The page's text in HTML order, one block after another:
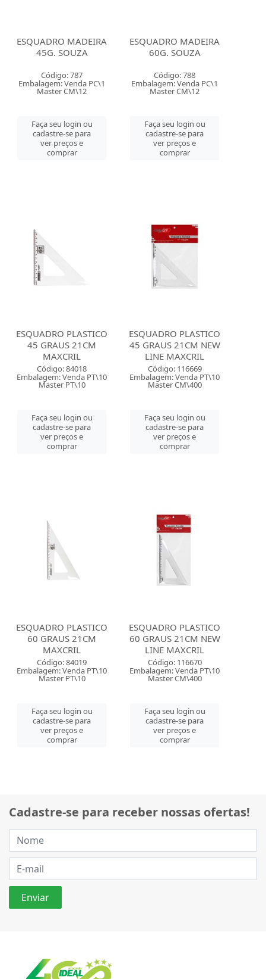
ESQUADRO MADEIRA
45G. SOUZA
Código: 787
Embalagem: Venda PC\1
Master CM\12
Faça seu login ou
cadastre-se para
ver preços e
comprar
ESQUADRO MADEIRA
60G. SOUZA
Código: 788
Embalagem: Venda PC\1
Master CM\12
Faça seu login ou
cadastre-se para
ver preços e
comprar
ESQUADRO PLASTICO
45 GRAUS 21CM
MAXCRIL
Código: 84018
Embalagem: Venda PT\10
Master PT\10
Faça seu login ou
cadastre-se para
ver preços e
comprar
ESQUADRO PLASTICO
45 GRAUS 21CM NEW
LINE MAXCRIL
Código: 116669
Embalagem: Venda PT\10
Master CM\400
Faça seu login ou
cadastre-se para
ver preços e
comprar
ESQUADRO PLASTICO
60 GRAUS 21CM
MAXCRIL
Código: 84019
Embalagem: Venda PT\10
Master PT\10
Faça seu login ou
cadastre-se para
ver preços e
comprar
ESQUADRO PLASTICO
60 GRAUS 21CM NEW
LINE MAXCRIL
Código: 116670
Embalagem: Venda PT\10
Master CM\400
Faça seu login ou
cadastre-se para
ver preços e
comprar
Cadastre-se para receber nossas ofertas!